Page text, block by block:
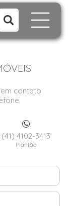
contato
(41) 4102-3413
Plantão